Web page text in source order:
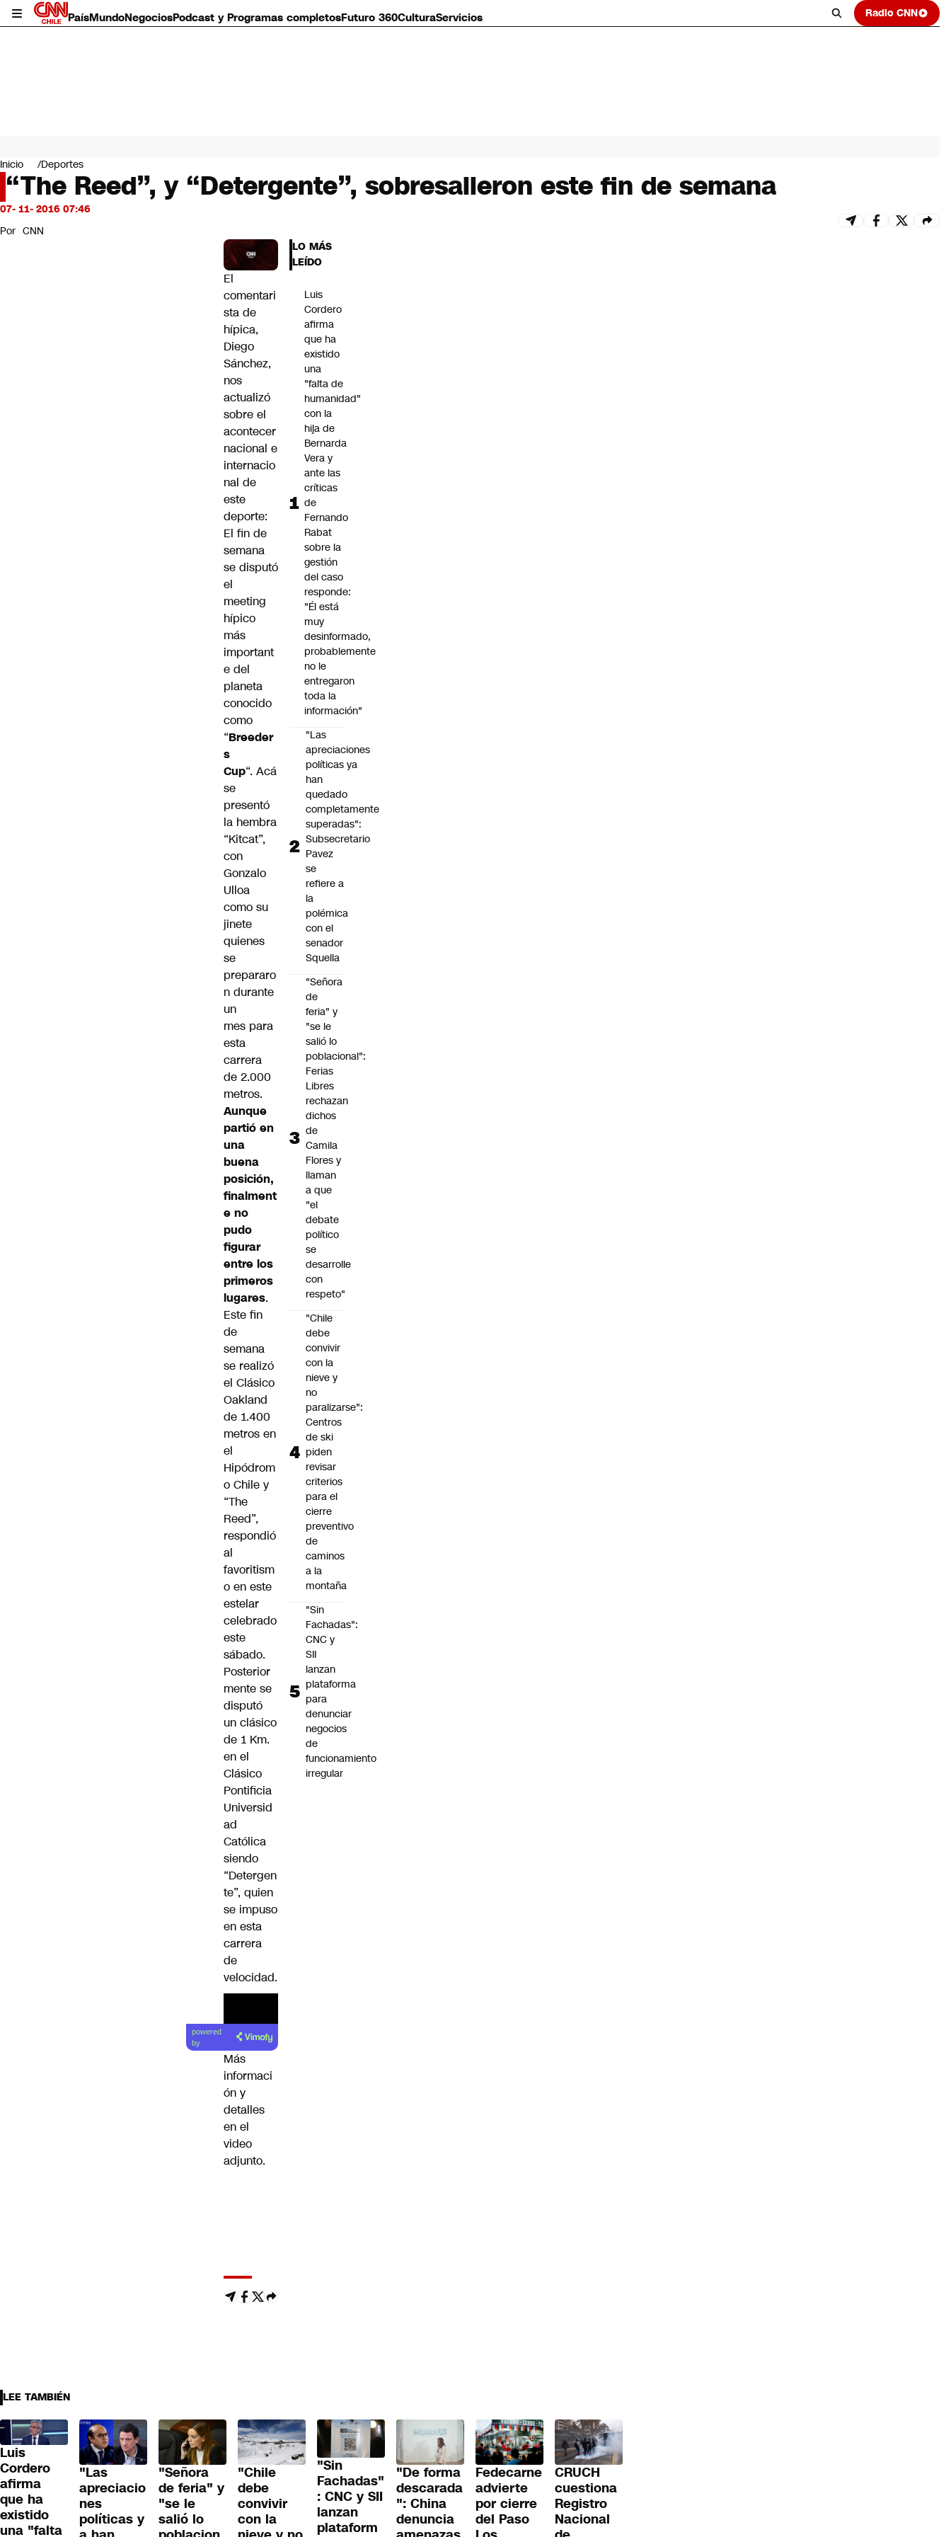
PaísMundoNegociosPodcast y Programas completosFuturo 360CulturaServicios Radio CNN
Mundo
Negocios
Deportes
Programas completos
Servicios
Inicio Deportes
“The Reed”, y “Detergente”, sobresalieron este fin de semana
07- 11- 2016 07:46
Por CNN
El
comentari
sta de
hípica,
Diego
Sánchez,
nos
actualizó
sobre el
acontecer
nacional e
internacio
nal de
este
deporte:
El fin de
semana
se disputó
el
meeting
hípico
más
important
e del
planeta
conocido
como
“Breeder
s
Cup“. Acá
se
presentó
la hembra
“Kitcat”,
con
Gonzalo
Ulloa
como su
jinete
quienes
se
prepararo
n durante
un
mes para
esta
carrera
de 2.000
metros.
Aunque
partió en
una
buena
posición,
finalment
e no
pudo
figurar
entre los
primeros
lugares.
Este fin
de
semana
se realizó
el Clásico
Oakland
de 1.400
metros en
el
Hipódrom
o Chile y
“The
Reed”,
respondió
al
favoritism
o en este
estelar
celebrado
este
sábado.
Posterior
mente se
disputó
un clásico
de 1 Km.
en el
Clásico
Pontificia
Universid
ad
Católica
siendo
“Detergen
te”, quien
se impuso
en esta
carrera
de
velocidad.
powered
by
Más
informaci
ón y
detalles
en el
video
adjunto.
LO MÁS
LEÍDO
Luis
Cordero
afirma
que ha
existido
una
"falta de
humanidad"
con la
hija de
Bernarda
Vera y
ante las
críticas
de
Fernando
Rabat
sobre la
gestión
del caso
responde:
"Él está
muy
desinformado,
probablemente
no le
entregaron
toda la
información"
"Las
apreciaciones
políticas ya
han
quedado
completamente
superadas":
Subsecretario
Pavez
se
refiere a
la
polémica
con el
senador
Squella
"Señora
de
feria" y
"se le
salió lo
poblacional":
Ferias
Libres
rechazan
dichos
de
Camila
Flores y
llaman
a que
"el
debate
político
se
desarrolle
con
respeto"
"Chile
debe
convivir
con la
nieve y
no
paralizarse":
Centros
de ski
piden
revisar
criterios
para el
cierre
preventivo
de
caminos
a la
montaña
"Sin
Fachadas":
CNC y
SII
lanzan
plataforma
para
denunciar
negocios
de
funcionamiento
irregular
LEE TAMBIÉN
Luis
Cordero
afirma
que ha
existido
una "falta
"Las
apreciacio
nes
políticas y
"Señora
de feria" y
"se le
salió lo
"Chile
debe
convivir
con la
"Sin
Fachadas"
: CNC y SII
lanzan
plataform
"De forma
descarada
": China
denuncia
Fedecarne
advierte
por cierre
del Paso
CRUCH
cuestiona
Registro
Nacional